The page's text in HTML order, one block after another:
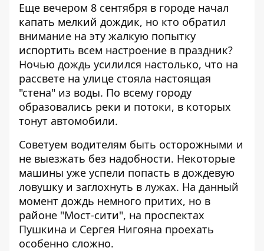
Еще вечером 8 сентября в городе начал
капать мелкий дождик, но кто обратил
внимание на эту жалкую попытку
испортить всем настроение в праздник?
Ночью дождь усилился настолько, что на
рассвете на улице стояла настоящая
"стена" из воды. По всему городу
образовались реки и потоки, в которых
тонут автомобили.
Советуем водителям быть осторожными и
не выезжать без надобности. Некоторые
машины уже успели попасть в дождевую
ловушку и заглохнуть в лужах. На данный
момент дождь немного притих, но в
районе "Мост-сити", на проспектах
Пушкина и Сергея Нигояна проехать
особенно сложно.